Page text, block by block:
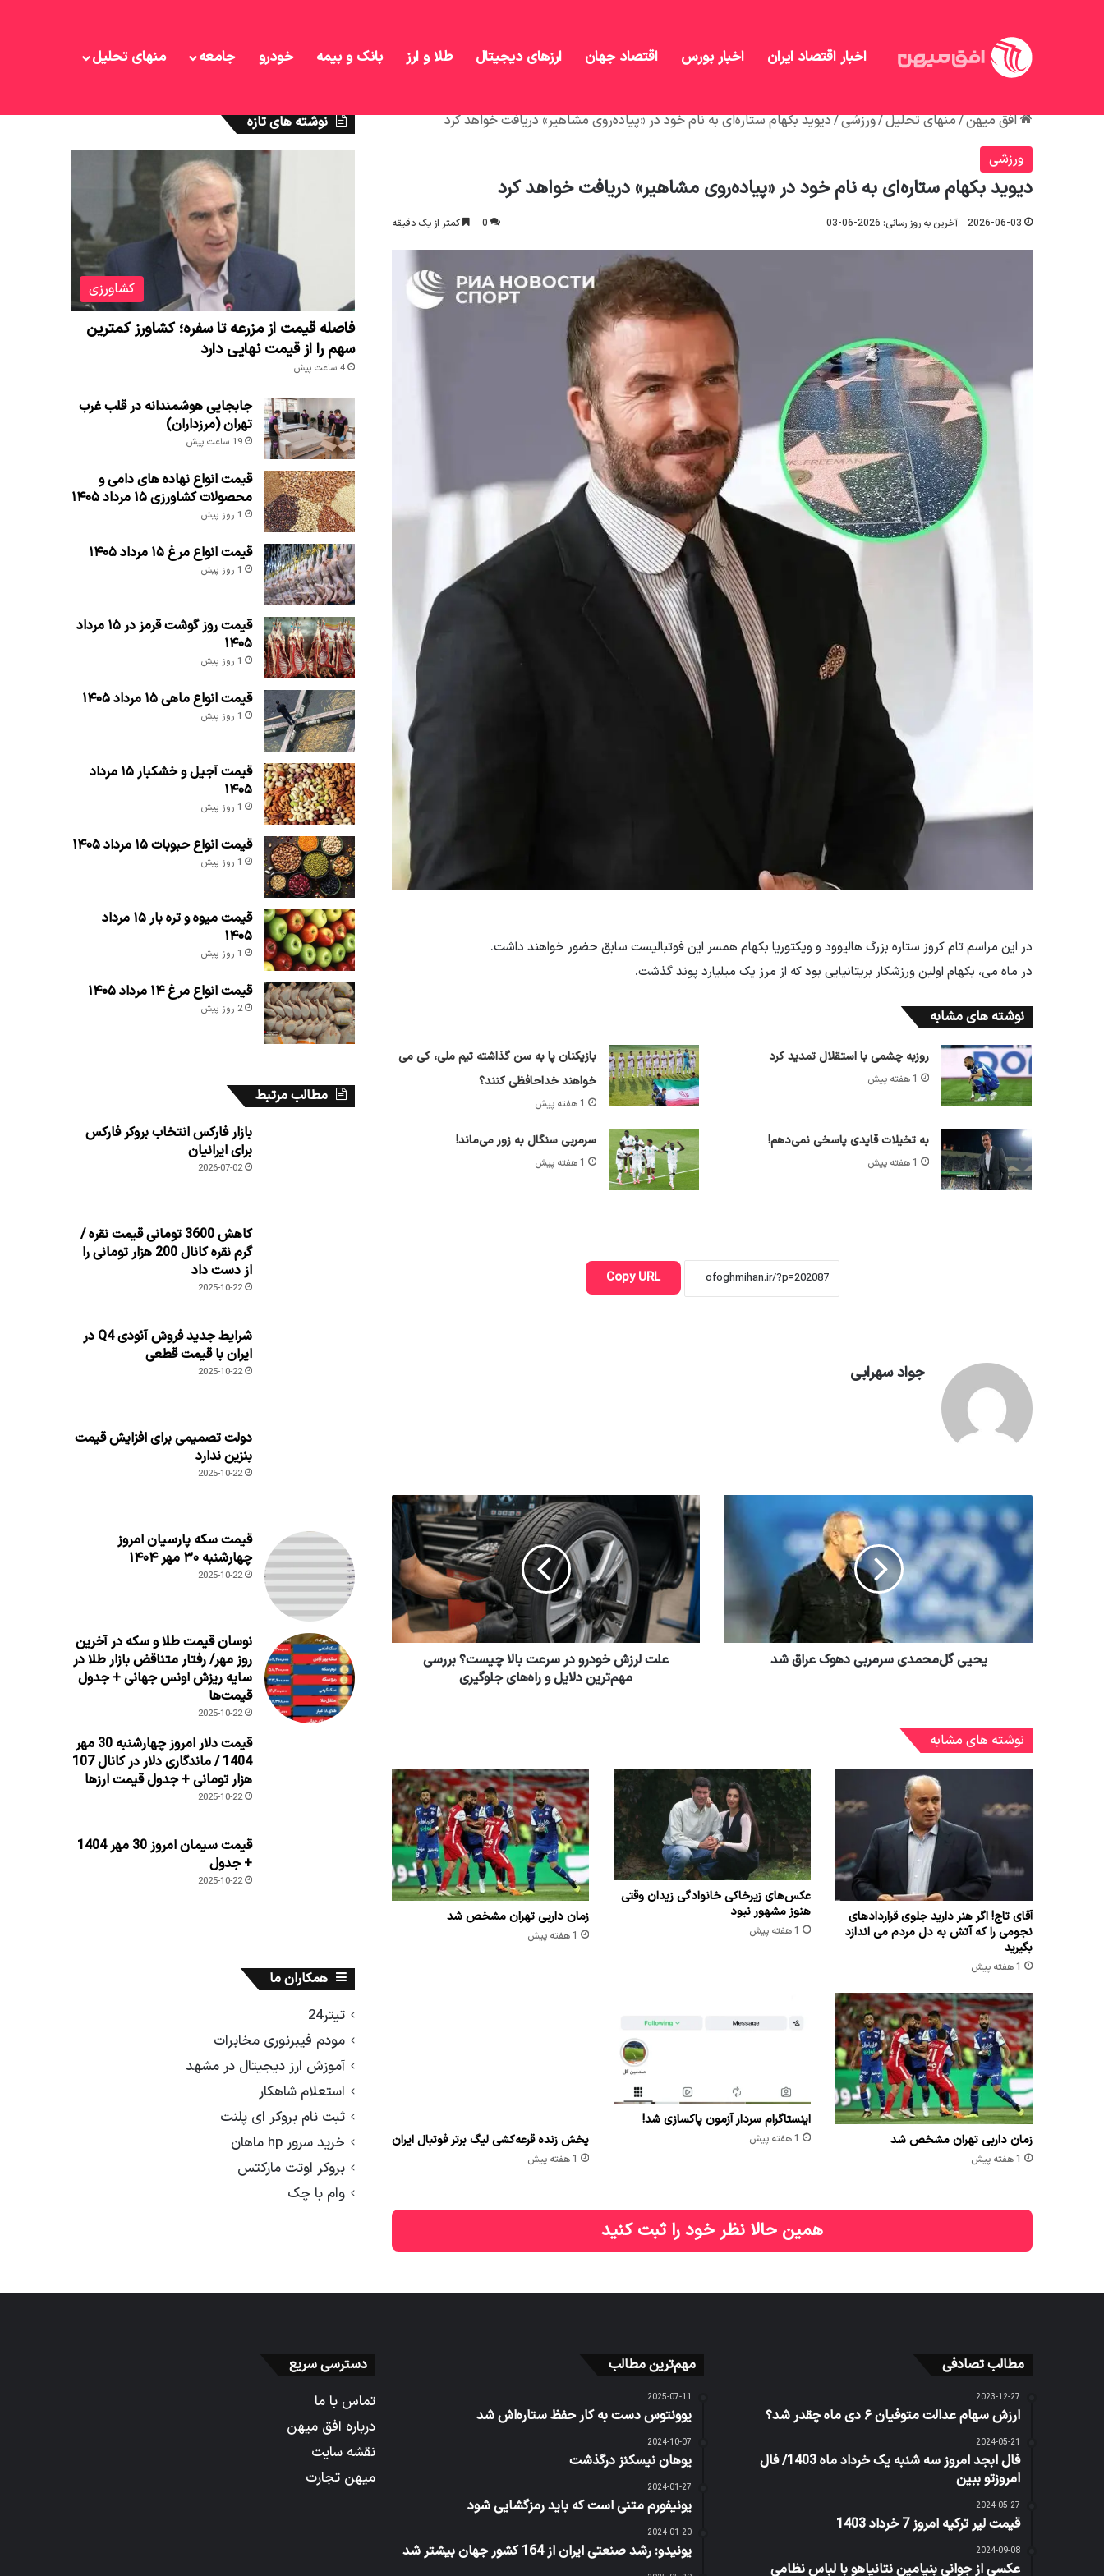
اخبار اقتصاد ایران اخبار بورس اقتصاد جهان ارزهای دیجیتال طلا و ارز بانک و بیمه خودرو جامعه منهای تحلیل
افق میهن/منهای تحلیل/ورزشی/دیوید بکهام ستاره‌ای به نام خود در «پیاده‌روی مشاهیر» دریافت خواهد کرد
ورزشی
دیوید بکهام ستاره‌ای به نام خود در «پیاده‌روی مشاهیر» دریافت خواهد کرد
2026-06-03 آخرین به روز رسانی: 2026-06-03 0 کمتر از یک دقیقه
در این مراسم تام کروز ستاره بزرگ هالیوود و ویکتوریا بکهام همسر این فوتبالیست سابق حضور خواهند داشت.
در ماه می، بکهام اولین ورزشکار بریتانیایی بود که از مرز یک میلیارد پوند گذشت.
نوشته های مشابه
روزبه چشمی با استقلال تمدید کرد
1 هفته پیش
بازیکنان پا به سن گذاشته تیم ملی، کی می
خواهند خداحافظی کنند؟
1 هفته پیش
به تخیلات قایدی پاسخی نمی‌دهم!
1 هفته پیش
سرمربی سنگال به زور می‌ماند!
1 هفته پیش
Copy URL
جواد سهرابی
یحیی گل‌محمدی سرمربی دهوک عراق شد
علت لرزش خودرو در سرعت بالا چیست؟ بررسی
مهم‌ترین دلایل و راه‌های جلوگیری
نوشته های مشابه
آقای تاج! اگر هنر دارید جلوی قراردادهای
نجومی را که آتش به دل مردم می اندازد
بگیرید
1 هفته پیش
عکس‌های زیرخاکی خانوادگی زیدان وقتی
هنوز مشهور نبود
1 هفته پیش
زمان داربی تهران مشخص شد
1 هفته پیش
زمان داربی تهران مشخص شد
1 هفته پیش
اینستاگرام سردار آزمون پاکسازی شد!
1 هفته پیش پخش زنده قرعه‌کشی لیگ برتر فوتبال ایران
1 هفته پیش
همین حالا نظر خود را ثبت کنید
نوشته های تازه
کشاورزی
فاصله قیمت از مزرعه تا سفره؛ کشاورز کمترین
سهم را از قیمت نهایی دارد
4 ساعت پیش
جابجایی هوشمندانه در قلب غرب
تهران (مرزداران)
19 ساعت پیش
قیمت انواع نهاده های دامی و
محصولات کشاورزی ۱۵ مرداد ۱۴۰۵
1 روز پیش
قیمت انواع مرغ ۱۵ مرداد ۱۴۰۵
1 روز پیش
قیمت روز گوشت قرمز در ۱۵ مرداد
۱۴۰۵
1 روز پیش
قیمت انواع ماهی ۱۵ مرداد ۱۴۰۵
1 روز پیش
قیمت آجیل و خشکبار ۱۵ مرداد
۱۴۰۵
1 روز پیش
قیمت انواع حبوبات ۱۵ مرداد ۱۴۰۵
1 روز پیش
قیمت میوه و تره بار ۱۵ مرداد
۱۴۰۵
1 روز پیش
قیمت انواع مرغ ۱۴ مرداد ۱۴۰۵
2 روز پیش
مطالب مرتبط
بازار فارکس انتخاب بروکر فارکس
برای ایرانیان
2026-07-02
کاهش 3600 تومانی قیمت نقره /
گرم نقره کانال 200 هزار تومانی را
از دست داد
2025-10-22
شرایط جدید فروش آئودی Q4 در
ایران با قیمت قطعی
2025-10-22
دولت تصمیمی برای افزایش قیمت
بنزین ندارد
2025-10-22
قیمت سکه پارسیان امروز
چهارشنبه ۳۰ مهر ۱۴۰۴
2025-10-22
نوسان قیمت طلا و سکه در آخرین
روز مهر/ رفتار متناقض بازار طلا در
سایه ریزش اونس جهانی + جدول
قیمت‌ها
2025-10-22
قیمت دلار امروز چهارشنبه 30 مهر
1404 / ماندگاری دلار در کانال 107
هزار تومانی + جدول قیمت ارزها
2025-10-22
قیمت سیمان امروز 30 مهر 1404
+ جدول
2025-10-22
همکاران ما
تیتر24
مودم فیبرنوری مخابرات
آموزش ارز دیجیتال در مشهد
استعلام شاهکار
ثبت نام بروکر ای پلنت
خرید سرور hp ماهان
بروکر اوتت مارکتس
وام با چک
مطالب تصادفی
2023-12-27
ارزش سهام عدالت متوفیان ۶ دی ماه چقدر شد؟
2024-05-21
فال ابجد امروز سه شنبه یک خرداد ماه 1403/ فال
امروزتو ببین
2024-05-27
قیمت لیر ترکیه امروز 7 خرداد 1403
2024-09-08
عکسی از جوانی بنیامین نتانیاهو با لباس نظامی
مهم‌ترین مطالب
2025-07-11
یوونتوس دست به کار حفظ ستاره‌اش شد
2024-10-07
یوهان نیسکنز درگذشت
2024-01-27
یونیفورم متنی است که باید رمزگشایی شود
2024-01-20
یونیدو: رشد صنعتی ایران از 164 کشور جهان بیشتر شد
دسترسی سریع
تماس با ما
درباره افق میهن
نقشه سایت
میهن تجارت